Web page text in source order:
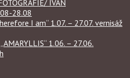
IVAN
28.08
I am“ 1.07. – 27.07. vernisáž
1.06. – 27.06.